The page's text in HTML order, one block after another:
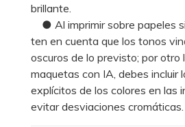
brillante.
● Al imprimir sobre papeles
ten en cuenta que los tonos
oscuros de lo previsto; por otro
maquetas con IA, debes incluir
explícitos de los colores en las
evitar desviaciones cromáticas.